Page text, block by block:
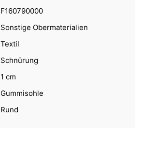
F160790000
Sonstige Obermaterialien
Textil
Schnürung
1 cm
Gummisohle
Rund